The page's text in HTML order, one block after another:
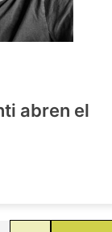
abren el